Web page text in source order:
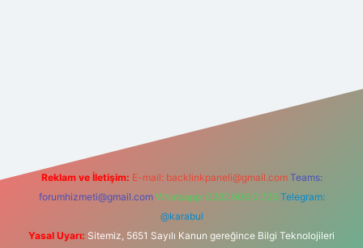
Reklam ve İletişim: E-mail: backlinkpaneli@gmail.com Teams:
forumhizmeti@gmail.com Whatsapp: 0262 606 0 726 Telegram:
@karabul
Yasal Uyarı: Sitemiz, 5651 Sayılı Kanun gereğince Bilgi Teknolojileri